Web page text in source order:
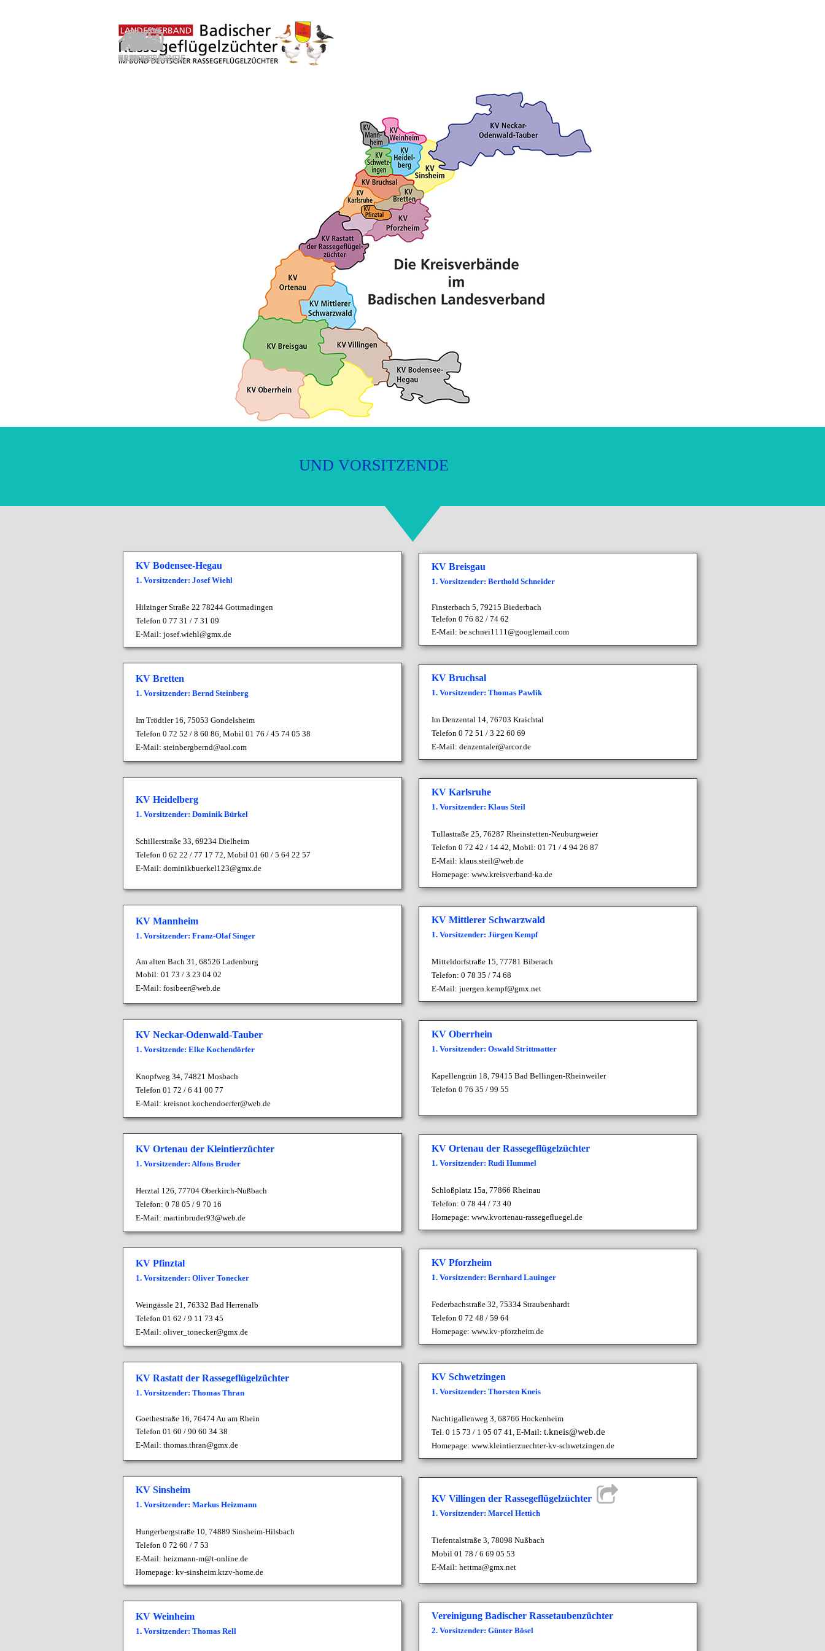
UND VORSITZENDE
KV Bodensee-Hegau
1. Vorsitzender: Josef Wiehl
Hilzinger Straße 22 78244 Gottmadingen
Telefon 0 77 31 / 7 31 09
E-Mail: josef.wiehl@gmx.de
KV Breisgau
1. Vorsitzender: Berthold Schneider
Finsterbach 5, 79215 Biederbach
Telefon 0 76 82 / 74 62
E-Mail: be.schnei1111@googlemail.com
KV Bretten
1. Vorsitzender: Bernd Steinberg
Im Trödtler 16, 75053 Gondelsheim
Telefon 0 72 52 / 8 60 86, Mobil 01 76 / 45 74 05 38
E-Mail: steinbergbernd@aol.com
KV Bruchsal
1. Vorsitzender: Thomas Pawlik
Im Denzental 14, 76703 Kraichtal
Telefon 0 72 51 / 3 22 60 69
E-Mail: denzentaler@arcor.de
KV Heidelberg
1. Vorsitzender: Dominik Bürkel
Schillerstraße 33, 69234 Dielheim
Telefon 0 62 22 / 77 17 72, Mobil 01 60 / 5 64 22 57
E-Mail: dominikbuerkel123@gmx.de
KV Karlsruhe
1. Vorsitzender: Klaus Steil
Tullastraße 25, 76287 Rheinstetten-Neuburgweier
Telefon 0 72 42 / 14 42, Mobil: 01 71 / 4 94 26 87
E-Mail: klaus.steil@web.de
Homepage: www.kreisverband-ka.de
KV Mannheim
1. Vorsitzender: Franz-Olaf Singer
Am alten Bach 31, 68526 Ladenburg
Mobil: 01 73 / 3 23 04 02
E-Mail: fosibeer@web.de
KV Mittlerer Schwarzwald
1. Vorsitzender: Jürgen Kempf
Mitteldorfstraße 15, 77781 Biberach
Telefon: 0 78 35 / 74 68
E-Mail: juergen.kempf@gmx.net
KV Neckar-Odenwald-Tauber
1. Vorsitzende: Elke Kochendörfer
Knopfweg 34, 74821 Mosbach
Telefon 01 72 / 6 41 00 77
E-Mail: kreisnot.kochendoerfer@web.de
KV Oberrhein
1. Vorsitzender: Oswald Strittmatter
Kapellengrün 18, 79415 Bad Bellingen-Rheinweiler
Telefon 0 76 35 / 99 55
KV Ortenau der Kleintierzüchter
1. Vorsitzender: Alfons Bruder
Herztal 126, 77704 Oberkirch-Nußbach
Telefon: 0 78 05 / 9 70 16
E-Mail: martinbruder93@web.de
KV Ortenau der Rassegeflügelzüchter
1. Vorsitzender: Rudi Hummel
Schloßplatz 15a, 77866 Rheinau
Telefon: 0 78 44 / 73 40
Homepage: www.kvortenau-rassegefluegel.de
KV Pfinztal
1. Vorsitzender: Oliver Tonecker
Weingässle 21, 76332 Bad Herrenalb
Telefon 01 62 / 9 11 73 45
E-Mail: oliver_tonecker@gmx.de
KV Pforzheim
1. Vorsitzender: Bernhard Lauinger
Federbachstraße 32, 75334 Straubenhardt
Telefon 0 72 48 / 59 64
Homepage: www.kv-pforzheim.de
KV Rastatt der Rassegeflügelzüchter
1. Vorsitzender: Thomas Thran
Goethestraße 16, 76474 Au am Rhein
Telefon 01 60 / 90 60 34 38
E-Mail: thomas.thran@gmx.de
KV Schwetzingen
1. Vorsitzender: Thorsten Kneis
Nachtigallenweg 3, 68766 Hockenheim
Tel. 0 15 73 / 1 05 07 41, E-Mail: t.kneis@web.de
Homepage: www.kleintierzuechter-kv-schwetzingen.de
KV Sinsheim
1. Vorsitzender: Markus Heizmann
Hungerbergstraße 10, 74889 Sinsheim-Hilsbach
Telefon 0 72 60 / 7 53
E-Mail: heizmann-m@t-online.de
Homepage: kv-sinsheim.ktzv-home.de
KV Villingen der Rassegeflügelzüchter
1. Vorsitzender: Marcel Hettich
Tiefentalstraße 3, 78098 Nußbach
Mobil 01 78 / 6 69 05 53
E-Mail: hettma@gmx.net
KV Weinheim
1. Vorsitzender: Thomas Rell
Vereinigung Badischer Rassetaubenzüchter
2. Vorsitzender: Günter Bösel